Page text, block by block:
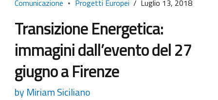
Comunicazione Progetti Europei Luglio 13, 2018
Transizione Energetica:
immagini dall’evento del 27
giugno a Firenze
by Miriam Siciliano